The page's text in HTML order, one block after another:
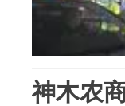
神木农